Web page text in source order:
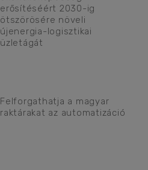
erősítéséért 2030-ig
ötszörösére növeli
újenergia-logisztikai
üzletágát
Felforgathatja a magyar
raktárakat az automatizáció